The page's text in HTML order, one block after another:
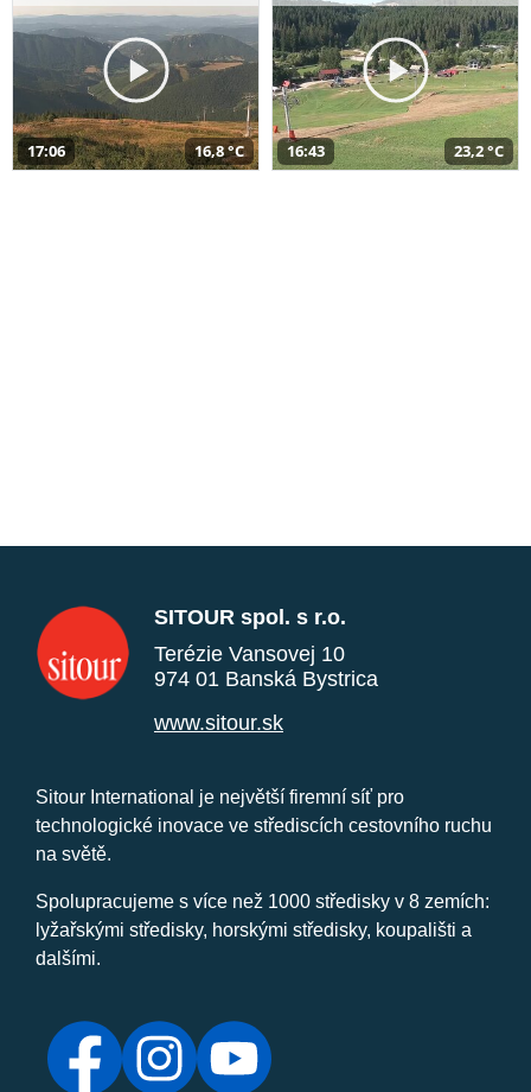
17:06 16,8 °C 16:43 23,2 °C
SITOUR spol. s r.o.
Terézie Vansovej 10
974 01 Banská Bystrica
www.sitour.sk
Sitour International je největší firemní síť pro
technologické inovace ve střediscích cestovního ruchu
na světě.
Spolupracujeme s více než 1000 středisky v 8 zemích:
lyžařskými středisky, horskými středisky, koupališti a
dalšími.